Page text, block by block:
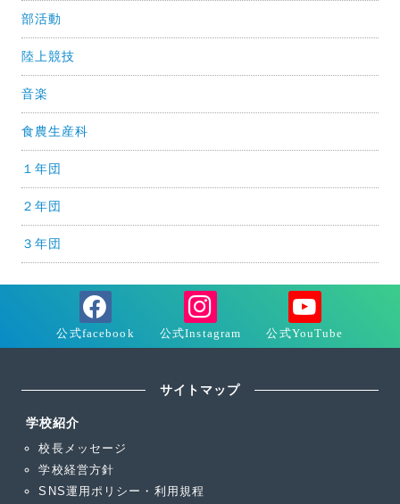
部活動
陸上競技
音楽
食農生産科
１年団
２年団
３年団
サイトマップ
学校紹介
校長メッセージ
学校経営方針
SNS運用ポリシー・利用規程